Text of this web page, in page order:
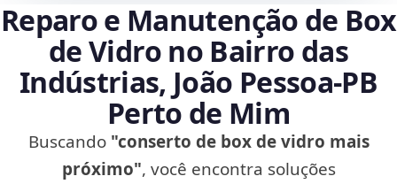
Reparo e Manutenção de Box
de Vidro no Bairro das
Indústrias, João Pessoa‑PB
Perto de Mim
Buscando "conserto de box de vidro mais
próximo", você encontra soluções